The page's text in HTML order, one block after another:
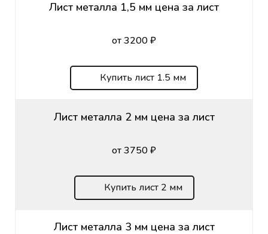
Лист металла 1,5 мм цена за лист
от 3200 ₽
Купить лист 1.5 мм
Лист металла 2 мм цена за лист
от 3750 ₽
Купить лист 2 мм
Лист металла 3 мм цена за лист